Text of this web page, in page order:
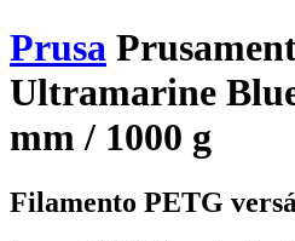
Prusa
Ultramarine
mm / 1000 g
Filamento PETG